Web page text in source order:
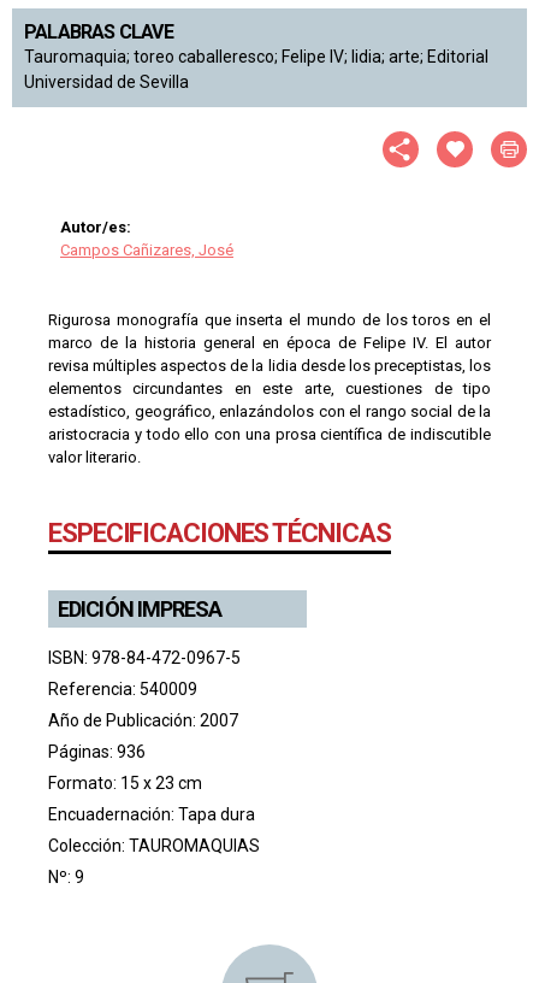
PALABRAS CLAVE
Tauromaquia; toreo caballeresco; Felipe IV; lidia; arte; Editorial
Universidad de Sevilla
Autor/es:
Campos Cañizares, José
Rigurosa monografía que inserta el mundo de los toros en el
marco de la historia general en época de Felipe IV. El autor
revisa múltiples aspectos de la lidia desde los preceptistas, los
elementos circundantes en este arte, cuestiones de tipo
estadístico, geográfico, enlazándolos con el rango social de la
aristocracia y todo ello con una prosa científica de indiscutible
valor literario.
ESPECIFICACIONES TÉCNICAS
EDICIÓN IMPRESA
ISBN: 978-84-472-0967-5
Referencia: 540009
Año de Publicación: 2007
Páginas: 936
Formato: 15 x 23 cm
Encuadernación: Tapa dura
Colección: TAUROMAQUIAS
Nº: 9